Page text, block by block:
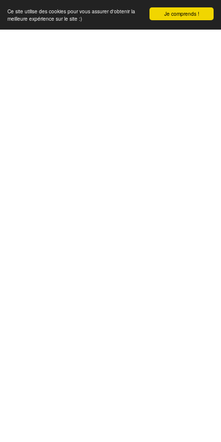
Je comprends !
Ce site utilise des cookies pour vous assurer d'obtenir la
meilleure expérience sur le site :)